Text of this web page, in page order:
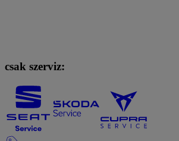
csak szerviz: